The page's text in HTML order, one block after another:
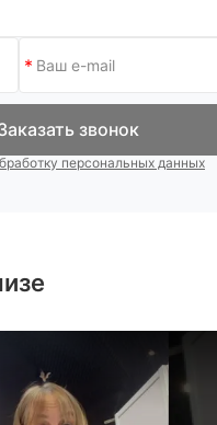
звонок
персональных данных